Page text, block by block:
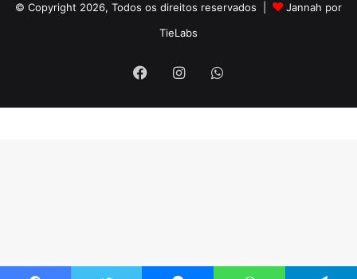
© Copyright 2026, Todos os direitos reservados |
Jannah por
TieLabs
FacebookInstagramWhatsApp